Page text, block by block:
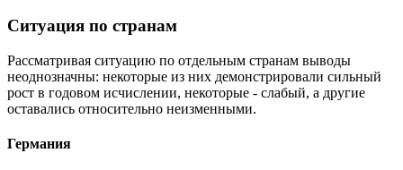
Ситуация по странам
Рассматривая ситуацию по отдельным странам выводы
неоднозначны: некоторые из них демонстрировали сильный
рост в годовом исчислении, некоторые - слабый, а другие
оставались относительно неизменными.
Германия